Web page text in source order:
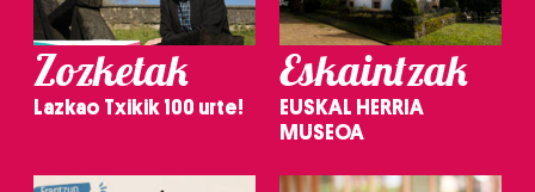
Zozketak
Lazkao Txikik 100 urte!
Eskaintzak
EUSKAL HERRIA
MUSEOA